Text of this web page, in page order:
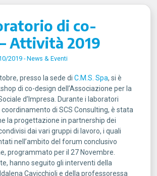
di co-
Attività 2019
2019 -News & Eventi
presso la sede di C.M.S. Spa, si è
di co-design dell’Associazione per la
d’Impresa. Durante i laboratori
di SCS Consulting, è stata
la progettazione in partnership dei
dai vari gruppi di lavoro, i quali
nell’ambito del forum conclusivo
programmato per il 27 Novembre.
hanno seguito gli interventi della
Cavicchioli e della professoressa